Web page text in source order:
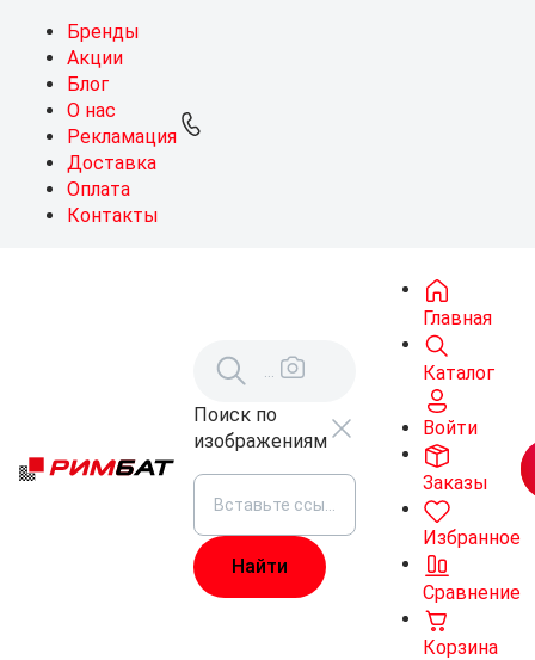
Бренды
Акции
Блог
О нас
Рекламация
Доставка
Оплата
Контакты
Поиск по
изображениям
Главная
Каталог
Войти
Заказы
Избранное
Сравнение
Корзина